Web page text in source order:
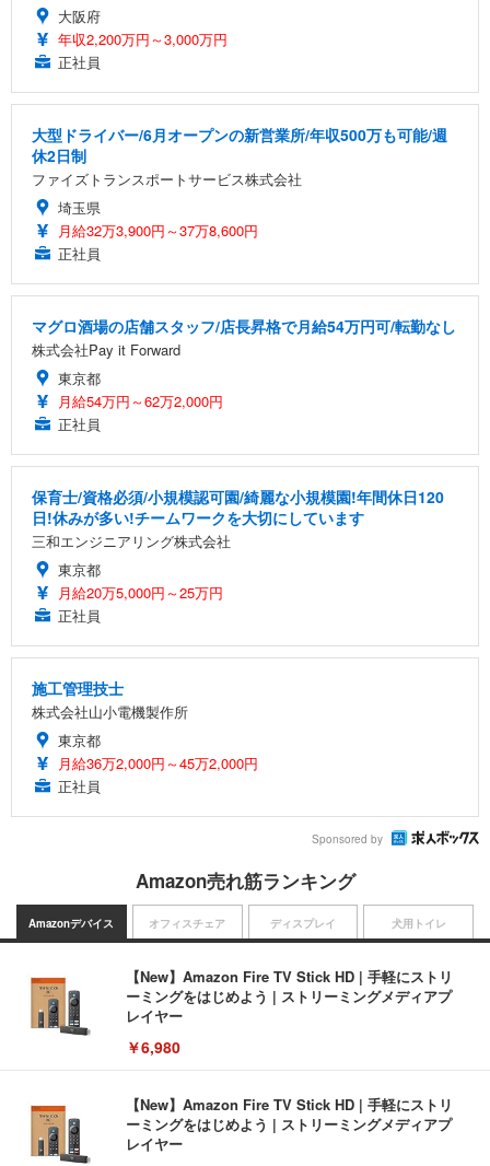
大阪府
年収2,200万円～3,000万円
正社員
大型ドライバー/6月オープンの新営業所/年収500万も可能/週
休2日制
ファイズトランスポートサービス株式会社
埼玉県
月給32万3,900円～37万8,600円
正社員
マグロ酒場の店舗スタッフ/店長昇格で月給54万円可/転勤なし
株式会社Pay it Forward
東京都
月給54万円～62万2,000円
正社員
保育士/資格必須/小規模認可園/綺麗な小規模園!年間休日120
日!休みが多い!チームワークを大切にしています
三和エンジニアリング株式会社
東京都
月給20万5,000円～25万円
正社員
施工管理技士
株式会社山小電機製作所
東京都
月給36万2,000円～45万2,000円
正社員
Sponsored by
Amazon売れ筋ランキング
Amazonデバイス
【New】Amazon Fire TV Stick HD | 手軽にストリ
ーミングをはじめよう | ストリーミングメディアプ
レイヤー
￥6,980
【New】Amazon Fire TV Stick HD | 手軽にストリ
ーミングをはじめよう | ストリーミングメディアプ
レイヤー
オフィスチェア ディスプレイ 犬用トイレ